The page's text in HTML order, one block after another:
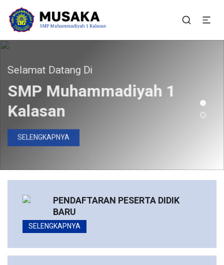
SMP Muhammadiyah 1
Kalasan
Situs Resmi SMP Muhammadiyah 1 Kalasan
Datang Di
SMP Muhammadiyah 1
Kalasan
Bersama Kami
Pendaftaran Peserta
Didik Baru Telah Dibuka
DAFTAR SEKARANG
PENDAFTARAN PESERTA DIDIK
BARU
SELENGKAPNYA